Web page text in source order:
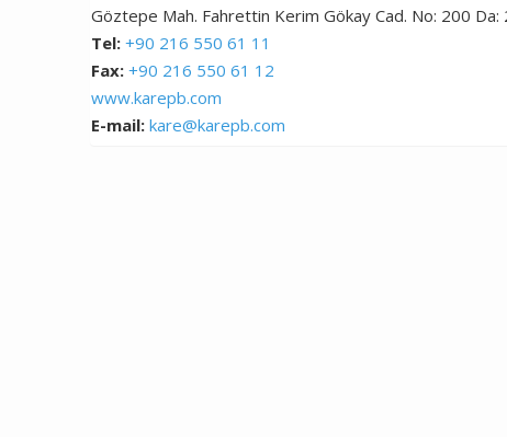
Göztepe Mah. Fahrettin Kerim Gökay Cad. No: 200 Da:
Tel: +90 216 550 61 11
Fax: +90 216 550 61 12
www.karepb.com
E-mail: kare@karepb.com